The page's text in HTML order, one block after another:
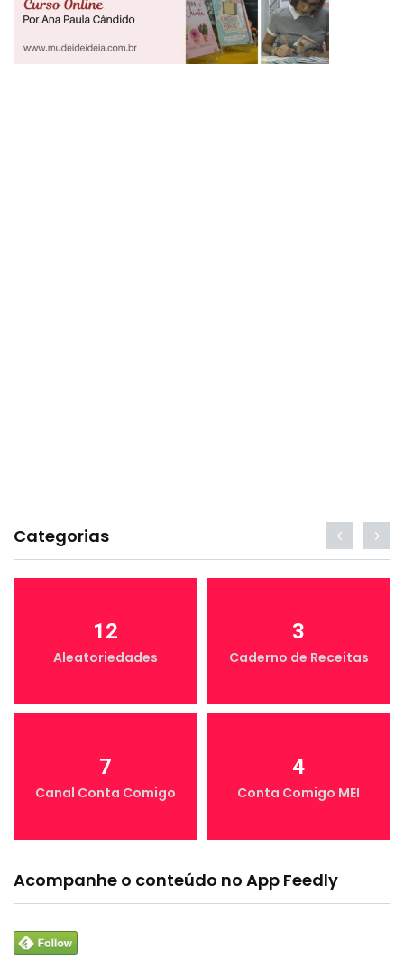
Categorias
12
Aleatoriedades
3
Caderno de Receitas
7
Canal Conta Comigo
4
Conta Comigo MEI
Acompanhe o conteúdo no App Feedly